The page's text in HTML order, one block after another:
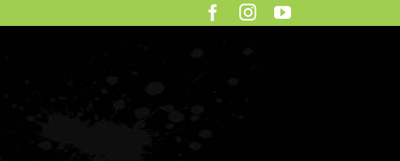
Facebook
InstagramYouTube